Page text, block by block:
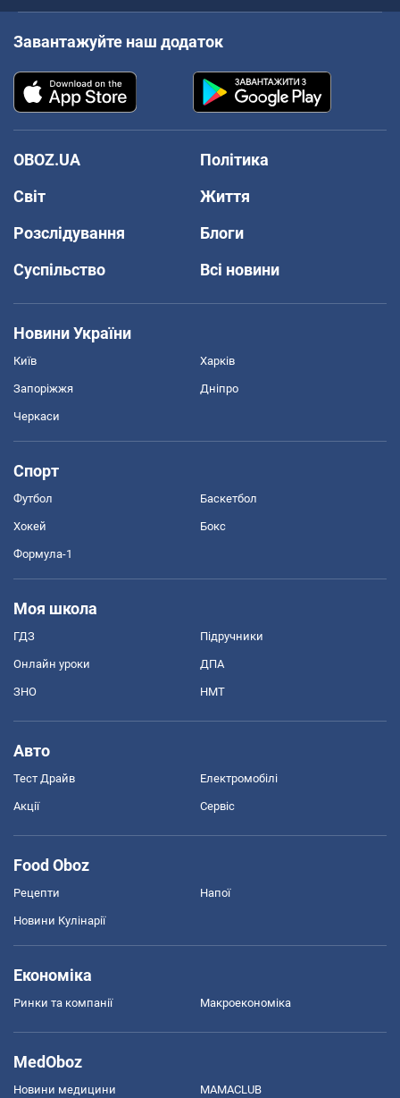
Завантажуйте наш додаток
OBOZ.UA
Політика
Світ
Життя
Розслідування
Блоги
Суспільство
Всі новини
Новини України
Київ Харків
Запоріжжя Дніпро
Черкаси
Спорт
Футбол Баскетбол
Хокей Бокс
Формула-1
Моя школа
ГДЗ Підручники
Онлайн уроки ДПА
ЗНО НМТ
Авто
Тест Драйв Електромобілі
Акції Сервіс
Food Oboz
Рецепти Напої
Новини Кулінарії
Економіка
Ринки та компанії Макроекономіка
MedOboz
Новини медицини MAMACLUB